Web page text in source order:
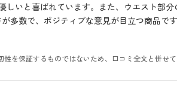
いと喜ばれています。また、ウエスト部分
多数で、ポジティブな意見が目立つ商品です
を保証するものではないため、口コミ全文と併せて